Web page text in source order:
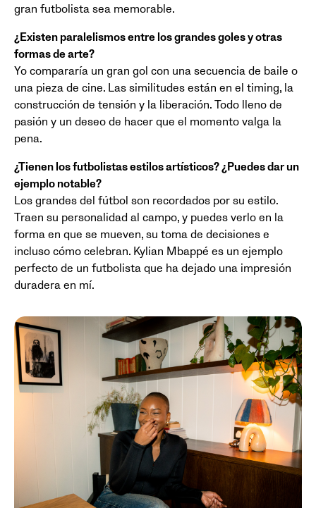
gran futbolista sea memorable.
¿Existen paralelismos entre los grandes goles y otras
formas de arte?
Yo compararía un gran gol con una secuencia de baile o
una pieza de cine. Las similitudes están en el timing, la
construcción de tensión y la liberación. Todo lleno de
pasión y un deseo de hacer que el momento valga la
pena.
¿Tienen los futbolistas estilos artísticos? ¿Puedes dar un
ejemplo notable?
Los grandes del fútbol son recordados por su estilo.
Traen su personalidad al campo, y puedes verlo en la
forma en que se mueven, su toma de decisiones e
incluso cómo celebran. Kylian Mbappé es un ejemplo
perfecto de un futbolista que ha dejado una impresión
duradera en mí.